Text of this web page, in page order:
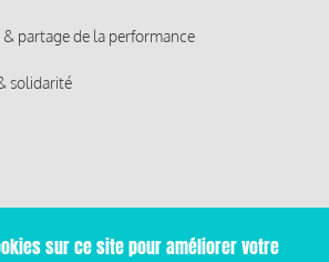
partage de la performance
solidarité
sur ce site pour améliorer votre